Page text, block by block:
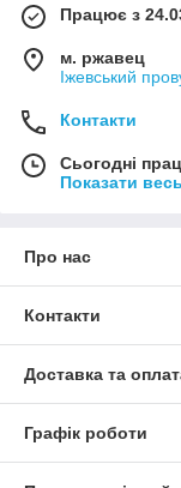
Працює з
м. ржавец
Іжевський
Контакти
Сьогодні
Показати
Про нас
Контакти
Доставка та
Графік роботи